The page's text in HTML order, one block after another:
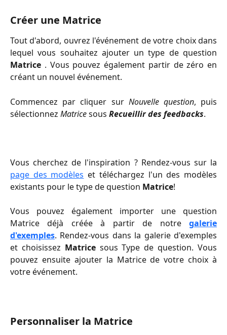
Créer une Matrice
Tout d'abord, ouvrez l'événement de votre choix dans
lequel vous souhaitez ajouter un type de question
Matrice . Vous pouvez également partir de zéro en
créant un nouvel événement.
Commencez par cliquer sur Nouvelle question, puis
sélectionnez Matricesous Recueillir des feedbacks.
Vous cherchez de l'inspiration ? Rendez-vous sur la
page des modèles et téléchargez l'un des modèles
existants pour le type de question Matrice!
Vous pouvez également importer une question
Matrice déjà créée à partir de notre galerie
d'exemples. Rendez-vous dans la galerie d'exemples
et choisissez Matricesous Type de question. Vous
pouvez ensuite ajouter la Matrice de votre choix à
votre événement.
Personnaliser la Matrice